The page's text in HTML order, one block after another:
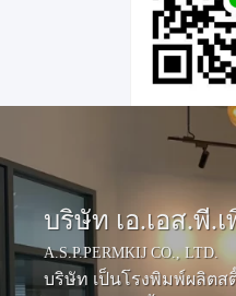
บริษัท เอ.เอส.พี.
A.S.P.PERMKIJ CO., LTD.
บริษัท เป็นโรงพิมพ์ผลิตส